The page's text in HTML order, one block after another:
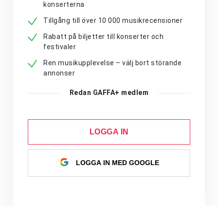
konserterna
Tillgång till över 10 000 musikrecensioner
Rabatt på biljetter till konserter och
festivaler
Ren musikupplevelse – välj bort störande
annonser
Redan GAFFA+ medlem
LOGGA IN
LOGGA IN MED GOOGLE